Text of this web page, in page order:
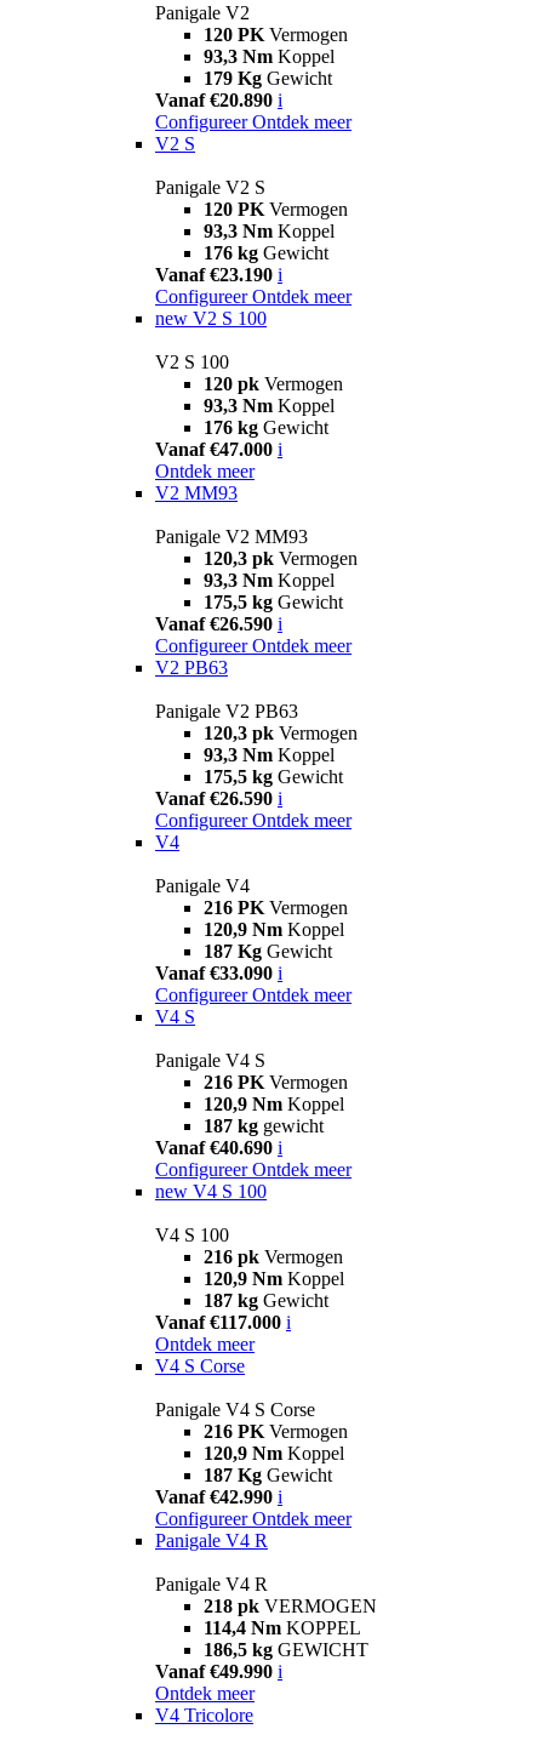
Panigale V2
120 PK Vermogen
93,3 Nm Koppel
179 Kg Gewicht
Vanaf €20.890 i
Configureer Ontdek meer
V2 S
Panigale V2 S
120 PK Vermogen
93,3 Nm Koppel
176 kg Gewicht
Vanaf €23.190 i
Configureer Ontdek meer
new V2 S 100
V2 S 100
120 pk Vermogen
93,3 Nm Koppel
176 kg Gewicht
Vanaf €47.000 i
Ontdek meer
V2 MM93
Panigale V2 MM93
120,3 pk Vermogen
93,3 Nm Koppel
175,5 kg Gewicht
Vanaf €26.590 i
Configureer Ontdek meer
V2 PB63
Panigale V2 PB63
120,3 pk Vermogen
93,3 Nm Koppel
175,5 kg Gewicht
Vanaf €26.590 i
Configureer Ontdek meer
V4
Panigale V4
216 PK Vermogen
120,9 Nm Koppel
187 Kg Gewicht
Vanaf €33.090 i
Configureer Ontdek meer
V4 S
Panigale V4 S
216 PK Vermogen
120,9 Nm Koppel
187 kg gewicht
Vanaf €40.690 i
Configureer Ontdek meer
new V4 S 100
V4 S 100
216 pk Vermogen
120,9 Nm Koppel
187 kg Gewicht
Vanaf €117.000 i
Ontdek meer
V4 S Corse
Panigale V4 S Corse
216 PK Vermogen
120,9 Nm Koppel
187 Kg Gewicht
Vanaf €42.990 i
Configureer Ontdek meer
Panigale V4 R
Panigale V4 R
218 pk VERMOGEN
114,4 Nm KOPPEL
186,5 kg GEWICHT
Vanaf €49.990 i
Ontdek meer
V4 Tricolore